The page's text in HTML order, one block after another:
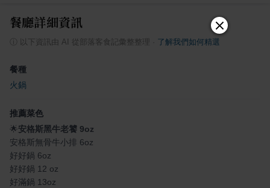
餐廳詳細資訊
以下資訊由 AI 從部落客食記彙整整理 了解我們如何精選
餐種
火鍋
推薦菜色
🌟安格斯黑牛老饕 9oz
安格斯無骨牛小排 6oz
好好鍋 6oz
好好鍋 12 oz
好滿鍋 13oz